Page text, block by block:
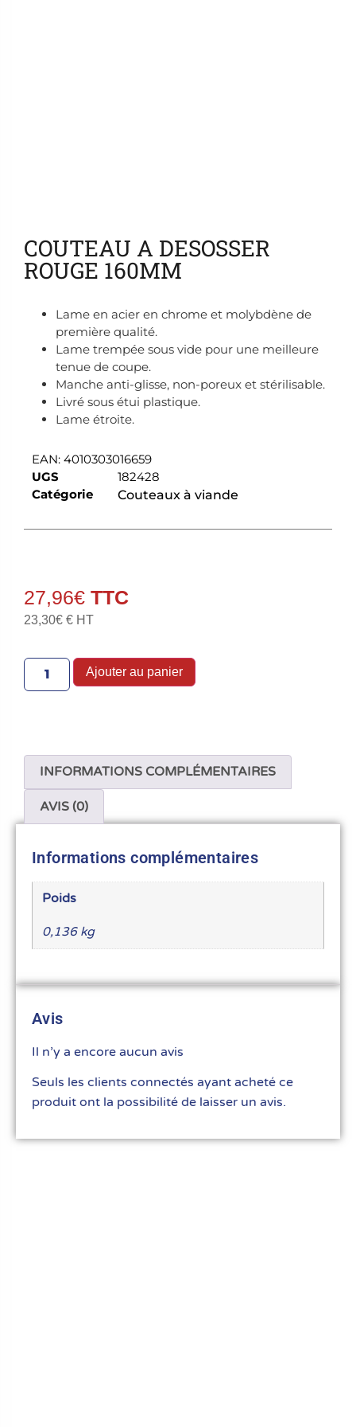
COUTEAU A DESOSSER
ROUGE 160MM
Lame en acier en chrome et molybdène de
première qualité.
Lame trempée sous vide pour une meilleure
tenue de coupe.
Manche anti-glisse, non-poreux et stérilisable.
Livré sous étui plastique.
Lame étroite.
EAN: 4010303016659
UGS
182428
Catégorie
Couteaux à viande
27,96€
23,30€ € HT
Ajouter au panier
INFORMATIONS COMPLÉMENTAIRES
AVIS (0)
Informations complémentaires
Poids
0,136 kg
Avis
Il n’y a encore aucun avis
Seuls les clients connectés ayant acheté ce
produit ont la possibilité de laisser un avis.